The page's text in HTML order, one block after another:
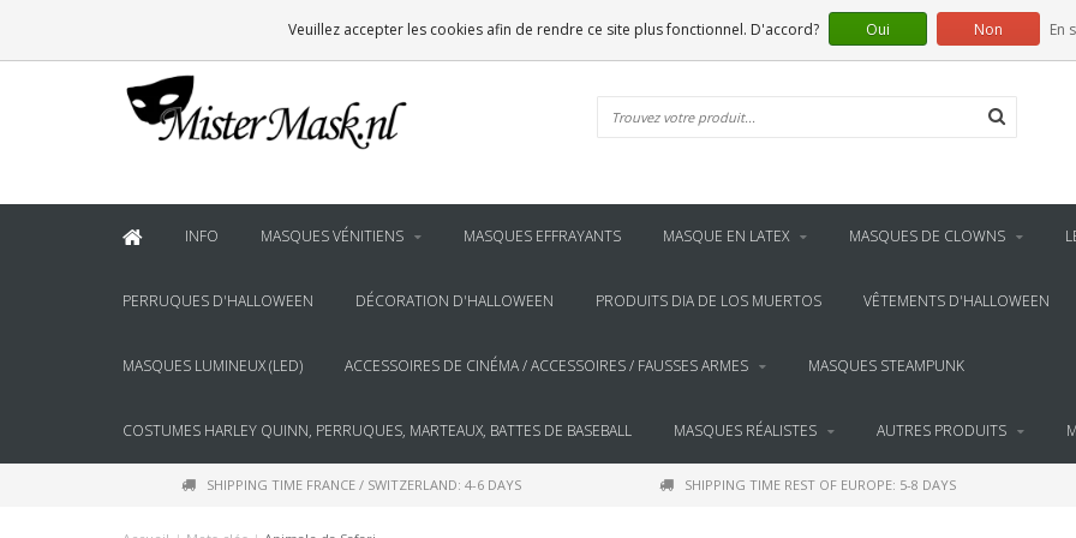
GRATIS BEZORGING
INFO MASQUES VÉNITIENS MASQUES EFFRAYANTS MASQUE EN LATEX MASQUES DE CLOWNS
PERRUQUES D'HALLOWEEN DÉCORATION D'HALLOWEEN PRODUITS DIA DE LOS MUERTOS VÊTEMENTS D'HALLOWEEN
MASQUES LUMINEUX (LED) ACCESSOIRES DE CINÉMA / ACCESSOIRES / FAUSSES ARMES MASQUES STEAMPUNK
COSTUMES HARLEY QUINN, PERRUQUES, MARTEAUX, BATTES DE BASEBALL MASQUES RÉALISTES AUTRES PRODUITS
SHIPPING TIME FRANCE / SWITZERLAND: 4-6 DAYS SHIPPING TIME REST OF EUROPE: 5-8 DAYS
Veuillez accepter les cookies afin de rendre ce site plus fonctionnel. D'accord? Oui Non En